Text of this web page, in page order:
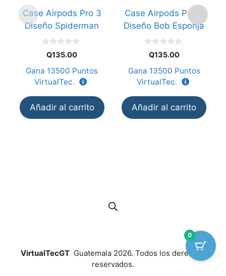
Case Airpods Pro 3
Diseño Spiderman
5
Q135.00
Gana 13500 Puntos
VirtualTec.
Añadir al carrito
Case Airpods Pro 3
Diseño Bob Esponja
5
Q135.00
Gana 13500 Puntos
VirtualTec.
Añadir al carrito
VirtualTecGTGuatemala 2026. Todos los derechos
reservados.
0